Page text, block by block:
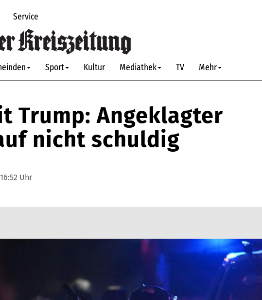
Service
Sport Kultur Mediathek TV Mehr
Trump: Angeklagter
nicht schuldig
Uhr